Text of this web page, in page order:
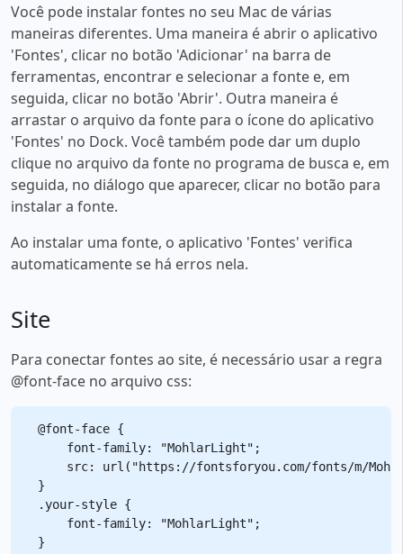
Você pode instalar fontes no seu Mac de várias
maneiras diferentes. Uma maneira é abrir o aplicativo
'Fontes', clicar no botão 'Adicionar' na barra de
ferramentas, encontrar e selecionar a fonte e, em
seguida, clicar no botão 'Abrir'. Outra maneira é
arrastar o arquivo da fonte para o ícone do aplicativo
'Fontes' no Dock. Você também pode dar um duplo
clique no arquivo da fonte no programa de busca e, em
seguida, no diálogo que aparecer, clicar no botão para
instalar a fonte.
Ao instalar uma fonte, o aplicativo 'Fontes' verifica
automaticamente se há erros nela.
Site
Para conectar fontes ao site, é necessário usar a regra
@font-face no arquivo css:
@font-face {
    font-family: "MohlarLight";
src: url("https://fontsforyou.com/fonts/m/
}
.your-style {
    font-family: "MohlarLight";